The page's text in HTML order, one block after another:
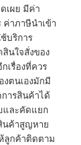
เผย มีค่า
ค่าภาษีนำเข้า
บริการ
นใจสั่งของ
เรื่องที่ควร
ตนเองมักมี
ารสินค้าได้
และคัดแยก
นค้าสูญหาย
ลูกค้าติดตาม